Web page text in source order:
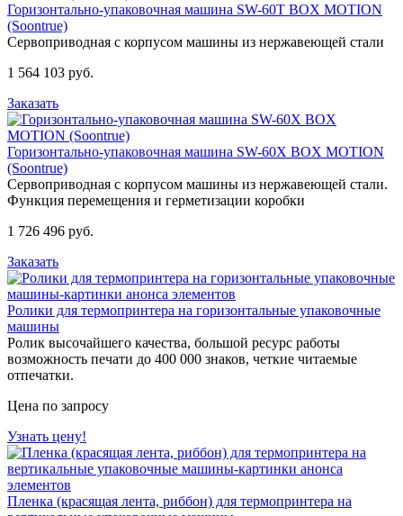
Горизонтально-упаковочная машина SW-60T BOX MOTION
(Soontrue)
Сервоприводная с корпусом машины из нержавеющей стали
1 564 103 руб.
Заказать
Горизонтально-упаковочная машина SW-60X BOX MOTION
(Soontrue)
Сервоприводная с корпусом машины из нержавеющей стали.
Функция перемещения и герметизации коробки
1 726 496 руб.
Заказать
Ролики для термопринтера на горизонтальные упаковочные
машины
Ролик высочайшего качества, большой ресурс работы
возможность печати до 400 000 знаков, четкие читаемые
отпечатки.
Цена по запросу
Узнать цену!
Пленка (красящая лента, риббон) для термопринтера на